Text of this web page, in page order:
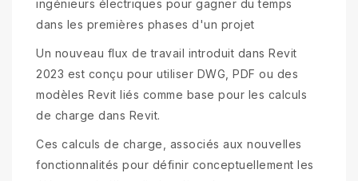
ingénieurs électriques pour gagner du temps
dans les premières phases d'un projet
Un nouveau flux de travail introduit dans Revit
2023 est conçu pour utiliser DWG, PDF ou des
modèles Revit liés comme base pour les calculs
de charge dans Revit.
Ces calculs de charge, associés aux nouvelles
fonctionnalités pour définir conceptuellement les